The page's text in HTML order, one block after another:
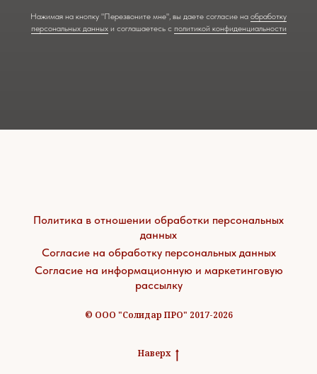
Нажимая на кнопку "Перезвоните мне", вы даете согласие на обработку
персональных данныхи соглашаетесь c политикой конфиденциальности
Политика в отношении обработки персональных
данных
Согласие на обработку персональных данных
Согласие на информационную и маркетинговую
рассылку
© ООО "Солидар ПРО" 2017-2026
Наверх